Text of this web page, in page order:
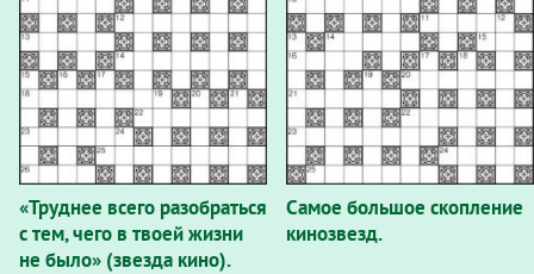
«Труднее всего разобраться
с тем, чего в твоей жизни
не было» (звезда кино).
Самое большое скопление
кинозвезд.